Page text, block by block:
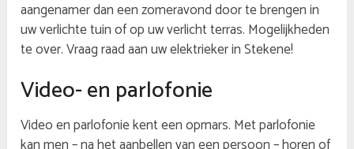
aangenamer dan een zomeravond door te brengen in
uw verlichte tuin of op uw verlicht terras. Mogelijkheden
te over. Vraag raad aan uw elektrieker in Stekene!
Video- en parlofonie
Video en parlofonie kent een opmars. Met parlofonie